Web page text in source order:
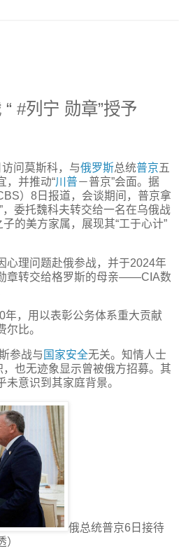
#列宁 勋章”授予
问莫斯科，与俄罗斯总统普京五
，并推动“川普－普京”会面。据
）8日报道，会谈期间，普京拿
，委托魏科夫转交给一名在乌俄战
子的美方家属，展现其“工于心计”
心理问题赴俄参战，并于2024年
章转交给格罗斯的母亲——CIA数
年，用以表彰公务体系重大贡献
比。
参战与 国家安全无关。知情人士
也无迹象显示曾被俄方招募。其
意识到其家庭背景。
俄总统普京6日接待